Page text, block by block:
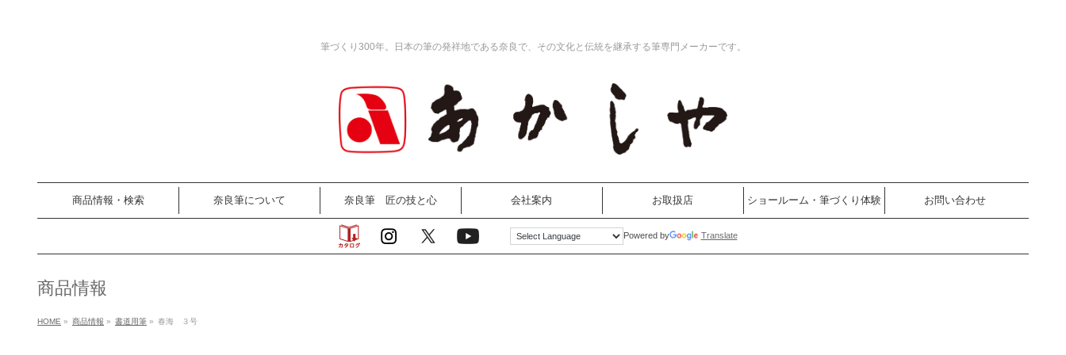
筆づくり300年。日本の筆の発祥地である奈良で、その文化と伝統を継承する筆専門メーカーです。
商品情報・検索 奈良筆について 奈良筆 匠の技と心 会社案内 お取扱店 ショールーム・筆づくり体験 お問い合わせ
Powered by Translate
商品情報
HOME » 商品情報 » 書道用筆 » 春海 ３号